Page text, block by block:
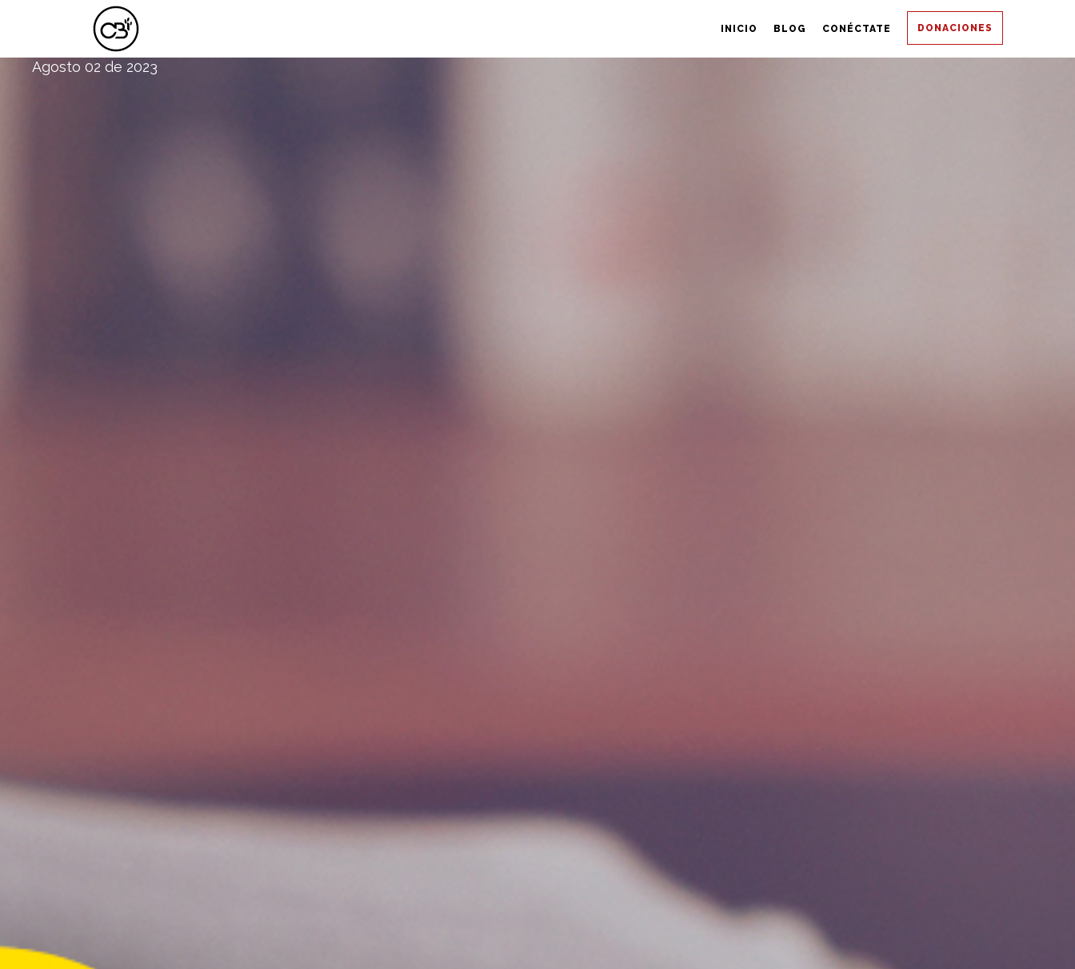
INICIO BLOG CONÉCTATE DONACIONES
UN TESORO INAGOTABLE
Agosto 02 de 2023